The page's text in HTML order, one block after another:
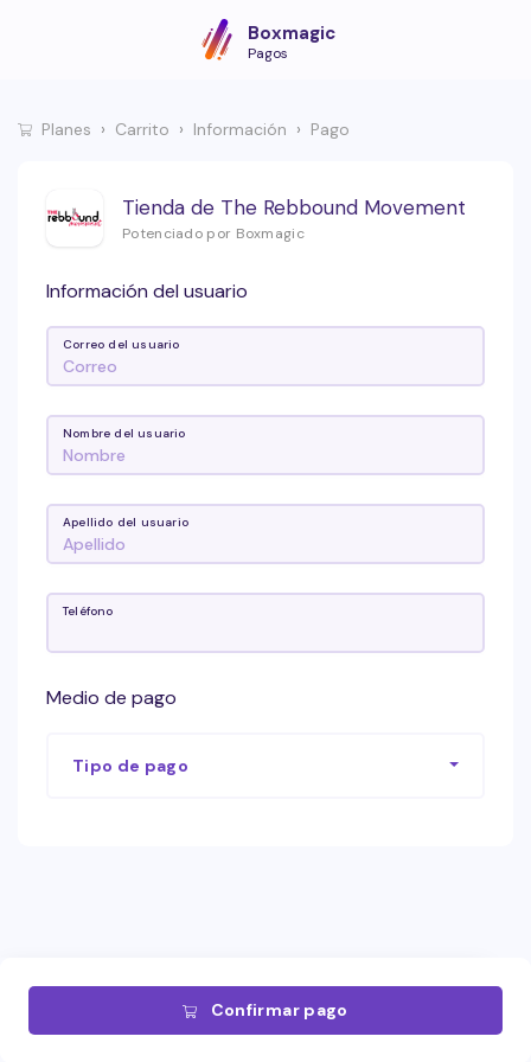
Boxmagic
Pagos
Planes Carrito Información Pago
Tienda de The Rebbound Movement
Potenciado por Boxmagic
Información del usuario
Correo del usuario
Nombre del usuario
Apellido del usuario
Teléfono
Medio de pago
Tipo de pago
Confirmar pago